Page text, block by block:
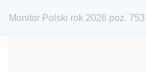
1975 1974
Monitor Polski rok 2026 poz. 753